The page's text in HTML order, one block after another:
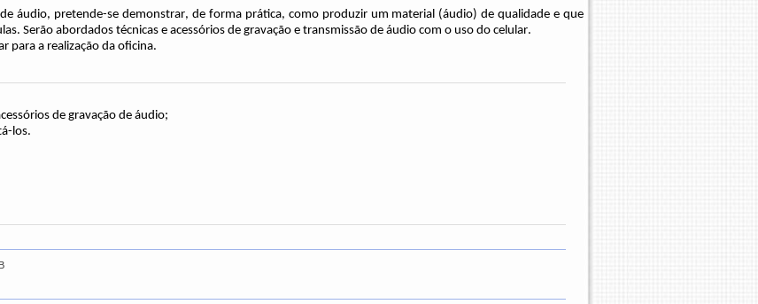
áudio, pretende-se demonstrar, de forma prática, comoproduzir um material (áudio) de qualidade e que
Serão abordados técnicas e acessórios de gravação e transmissão de áudio com o uso do celular.
para a realização da oficina.
de gravação de áudio;
los.